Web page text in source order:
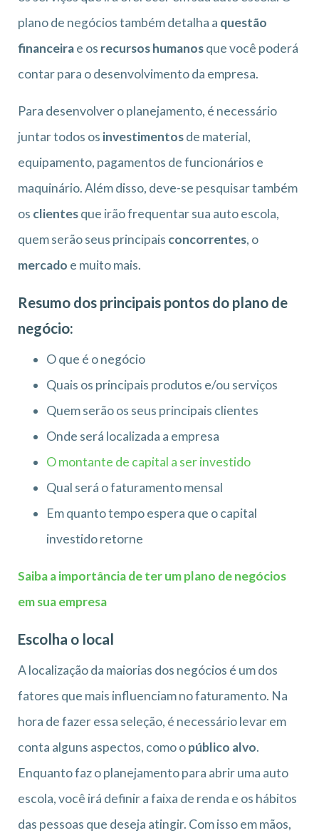
plano de negócios também detalha a questão
financeirae os recursos humanosque você poderá
contar para o desenvolvimento da empresa.
Para desenvolver o planejamento, é necessário
juntar todos os investimentosde material,
equipamento, pagamentos de funcionários e
maquinário. Além disso, deve-se pesquisar também
os clientesque irão frequentar sua auto escola,
quem serão seus principais concorrentes, o
mercado e muito mais.
Resumo dos principais pontos do plano de
negócio:
O que é o negócio
Quais os principais produtos e/ou serviços
Quem serão os seus principais clientes
Onde será localizada a empresa
O montante de capital a ser investido
Qual será o faturamento mensal
Em quanto tempo espera que o capital
investido retorne
Saiba a importância de ter um plano de negócios
em sua empresa
Escolha o local
A localização da maiorias dos negócios é um dos
fatores que mais influenciam no faturamento. Na
hora de fazer essa seleção, é necessário levar em
conta alguns aspectos, como opúblico alvo.
Enquanto faz o planejamento para abrir uma auto
escola, você irá definir a faixa de renda e os hábitos
das pessoas que deseja atingir. Com isso em mãos,